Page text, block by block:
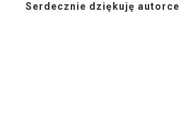
Serdecznie dziękuję